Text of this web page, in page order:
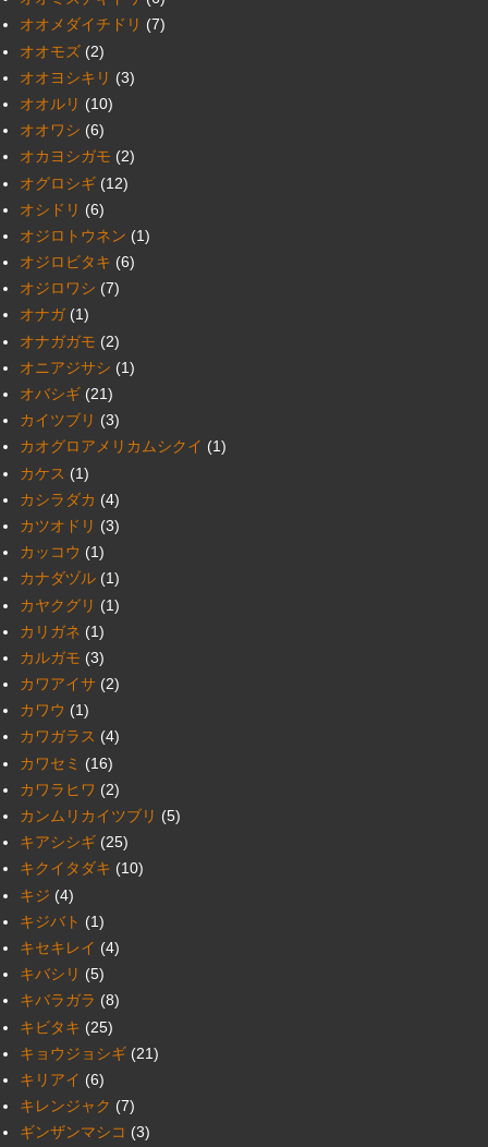
オオメダイチドリ (7)
オオモズ (2)
オオヨシキリ (3)
オオルリ (10)
オオワシ (6)
オカヨシガモ (2)
オグロシギ (12)
オシドリ (6)
オジロトウネン (1)
オジロビタキ (6)
オジロワシ (7)
オナガ (1)
オナガガモ (2)
オニアジサシ (1)
オバシギ (21)
カイツブリ (3)
カオグロアメリカムシクイ (1)
カケス (1)
カシラダカ (4)
カツオドリ (3)
カッコウ (1)
カナダヅル (1)
カヤクグリ (1)
カリガネ (1)
カルガモ (3)
カワアイサ (2)
カワウ (1)
カワガラス (4)
カワセミ (16)
カワラヒワ (2)
カンムリカイツブリ (5)
キアシシギ (25)
キクイタダキ (10)
キジ (4)
キジバト (1)
キセキレイ (4)
キバシリ (5)
キバラガラ (8)
キビタキ (25)
キョウジョシギ (21)
キリアイ (6)
キレンジャク (7)
ギンザンマシコ (3)